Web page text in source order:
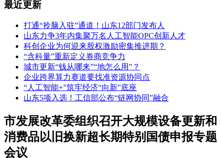
最近更新
打通“拎脑入驻”通道！山东12部门发布人
山东力争3年内集聚万名人工智能OPC创新人才
科创企业为何迎来股权激励密集推进期？
“含科量”重新定义券商竞争力
城市更新“钱从哪来”“地怎么用”？
企业跨界算力赛道要找准资源协同点
“人工智能+”筑牢经济“向新”底座
山东5项入选！工信部公布“链网协同”融合
市发展改革委组织召开大规模设备更新和
消费品以旧换新超长期特别国债申报专题
会议